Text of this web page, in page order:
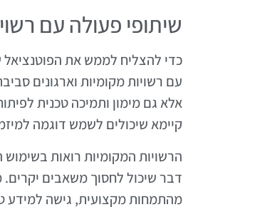
שיתופי פעולה עם
כדי להצליח לממש את הפוטנציאל
עם רשויות מקומיות וארגונים
אלא גם מימון ותמיכה טכנית
קיימא שיכולים לשמש דוגמה
הרשויות המקומיות רואות
דבר שיכול לחסוך משאבים יקרים.
מהתמחות מקצועית, גישה למידע